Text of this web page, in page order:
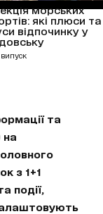
морських
які плюси та
відпочинку у
випуск
та
на
з 1+1
події,